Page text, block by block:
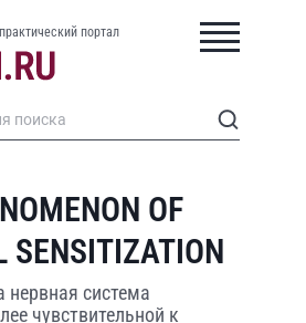
портал
OF
SENSITIZATION
нервная система
чувствительной к